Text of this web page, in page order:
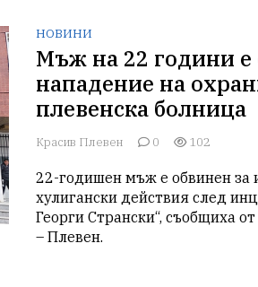
НОВИНИ
Мъж на 22 години е
нападение на
плевенска болница
Красив Плевен 0 102
22-годишен мъж е обвинен за
хулигански действия след
Георги Странски“, съобщиха
– Плевен.